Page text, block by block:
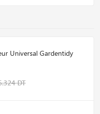
Universal Gardentidy
DT